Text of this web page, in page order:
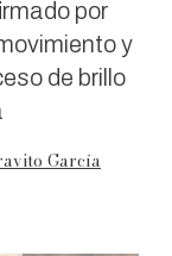
por
y
de brillo
García